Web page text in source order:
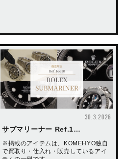
30.3.2026
サブマリーナー Ref.1…
※掲載のアイテムは、KOMEHYO独自
で買取り・仕入れ・販売しているアイ